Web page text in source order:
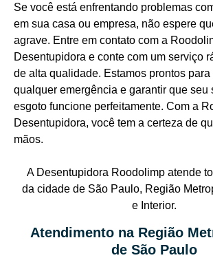
Se você está enfrentando problemas
em sua casa ou empresa, não espere
agrave. Entre em contato com a
Desentupidora e conte com um serviço
de alta qualidade. Estamos prontos
qualquer emergência e garantir que seu
esgoto funcione perfeitamente. Com a
Desentupidora, você tem a certeza de
mãos.
A Desentupidora Roodolimp atende
da cidade de São Paulo, Região
e Interior.
Atendimento na Região
de São Paulo